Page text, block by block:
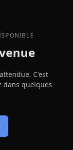
C'est
quelques